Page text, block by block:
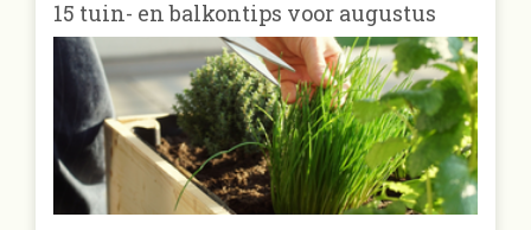
15 tuin- en balkontips voor augustus